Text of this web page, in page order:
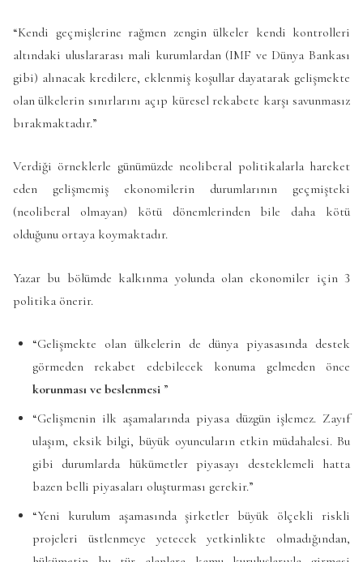
“Kendi geçmişlerine rağmen zengin ülkeler kendi kontrolleri
altındaki uluslararası mali kurumlardan (IMF ve Dünya Bankası
gibi) alınacak kredilere, eklenmiş koşullar dayatarak gelişmekte
olan ülkelerin sınırlarını açıp küresel rekabete karşı savunmasız
bırakmaktadır.”
Verdiği örneklerle günümüzde neoliberal politikalarla hareket
eden gelişmemiş ekonomilerin durumlarının geçmişteki
(neoliberal olmayan) kötü dönemlerinden bile daha kötü
olduğunu ortaya koymaktadır.
Yazar bu bölümde kalkınma yolunda olan ekonomiler için 3
politika önerir.
“Gelişmekte olan ülkelerin de dünya piyasasında destek
görmeden rekabet edebilecek konuma gelmeden önce
korunması ve beslenmesi ”
“Gelişmenin ilk aşamalarında piyasa düzgün işlemez. Zayıf
ulaşım, eksik bilgi, büyük oyuncuların etkin müdahalesi. Bu
gibi durumlarda hükümetler piyasayı desteklemeli hatta
bazen belli piyasaları oluşturması gerekir.”
“Yeni kurulum aşamasında şirketler büyük ölçekli riskli
projeleri üstlenmeye yetecek yetkinlikte olmadığından,